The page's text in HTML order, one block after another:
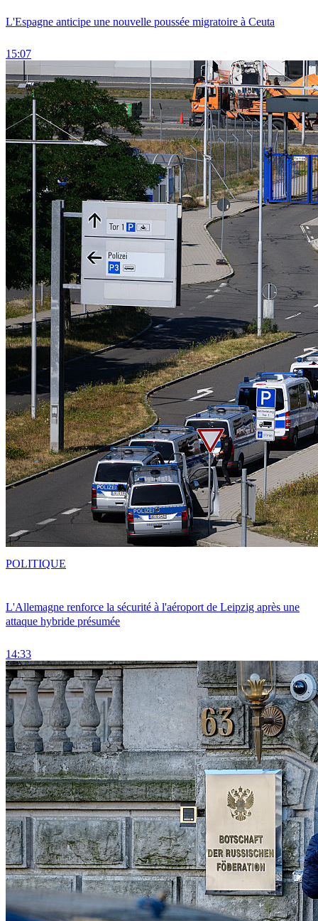
L'Espagne anticipe une nouvelle poussée migratoire à Ceuta
15:07
L'Allemagne renforce la sécurité à l'aéroport de Leipzig après une
attaque hybride présumée
14:33
POLITIQUE